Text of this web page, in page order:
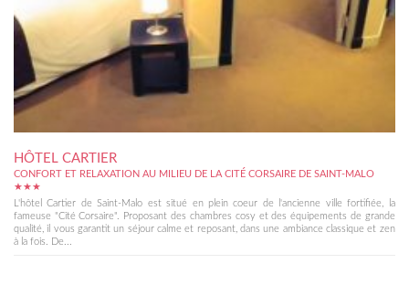
HÔTEL CARTIER
CONFORT ET RELAXATION AU MILIEU DE LA CITÉ CORSAIRE DE SAINT-MALO
★★★
L'hôtel Cartier de Saint-Malo est situé en plein coeur de l'ancienne ville fortifiée, la
fameuse "Cité Corsaire". Proposant des chambres cosy et des équipements de grande
qualité, il vous garantit un séjour calme et reposant, dans une ambiance classique et zen
à la fois. De...